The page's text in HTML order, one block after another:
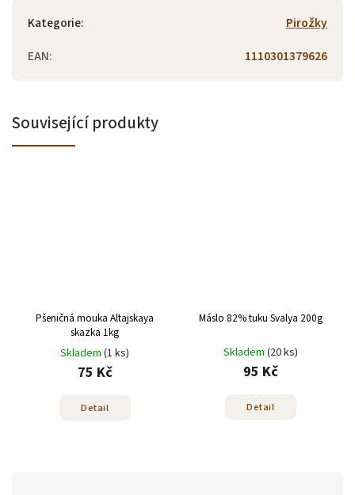
Kategorie:
Pirožky
EAN: 1110301379626
Související produkty
Pšeničná mouka Altajskaya
skazka 1kg
Skladem (1 ks)
75 Kč
Detail
Máslo 82% tuku Svalya 200g
Skladem (20 ks)
95 Kč
Detail